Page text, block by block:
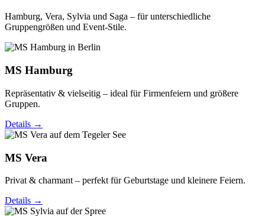
Hamburg, Vera, Sylvia und Saga – für unterschiedliche
Gruppengrößen und Event-Stile.
MS Hamburg
Repräsentativ & vielseitig – ideal für Firmenfeiern und größere
Gruppen.
Details →
MS Vera
Privat & charmant – perfekt für Geburtstage und kleinere Feiern.
Details →